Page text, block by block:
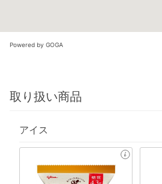
Powered by GOGA
取り扱い商品
アイス